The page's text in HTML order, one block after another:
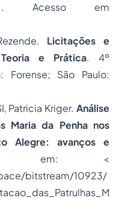
print>. Acesso em
Licitações e
e Prática. 4º
Forense; São Paulo:
Patricia Kriger. Análise
Maria da Penha nos
Alegre: avanços e
em: <
bitstream/10923/